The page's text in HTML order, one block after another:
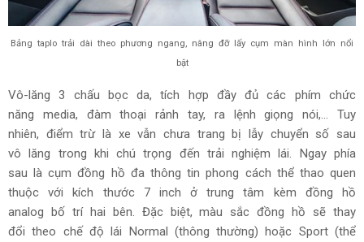
Bảng taplo trải dài theo phương ngang, nâng đỡ lấy cụm màn hình lớn nổi
bật
Vô-lăng 3 chấu bọc da, tích hợp đầy đủ các phím chức
năng media, đàm thoại rảnh tay, ra lệnh giọng nói,... Tuy
nhiên, điểm trừ là xe vẫn chưa trang bị lẫy chuyển số sau
vô lăng trong khi chú trọng đến trải nghiệm lái. Ngay phía
sau là cụm đồng hồ đa thông tin phong cách thể thao quen
thuộc với kích thước 7 inch ở trung tâm kèm đồng hồ
analog bố trí hai bên. Đặc biệt, màu sắc đồng hồ sẽ thay
đổi theo chế độ lái Normal (thông thường) hoặc Sport (thể